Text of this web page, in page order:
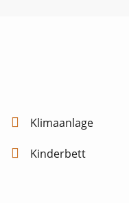
Klimaanlage
Kinderbett